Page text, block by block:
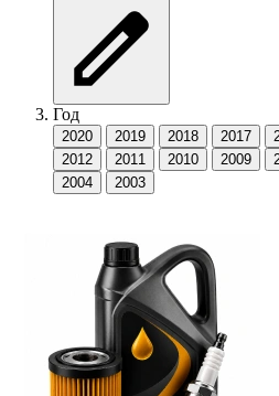
Год
2020 2019 2018 2017
2012
2011 2010 2009
2004
2003